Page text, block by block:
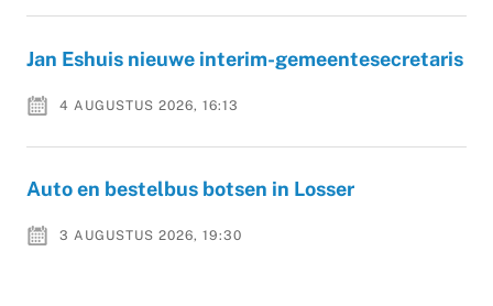
Jan Eshuis nieuwe interim-gemeentesecretaris
4 AUGUSTUS 2026, 16:13
Auto en bestelbus botsen in Losser
3 AUGUSTUS 2026, 19:30